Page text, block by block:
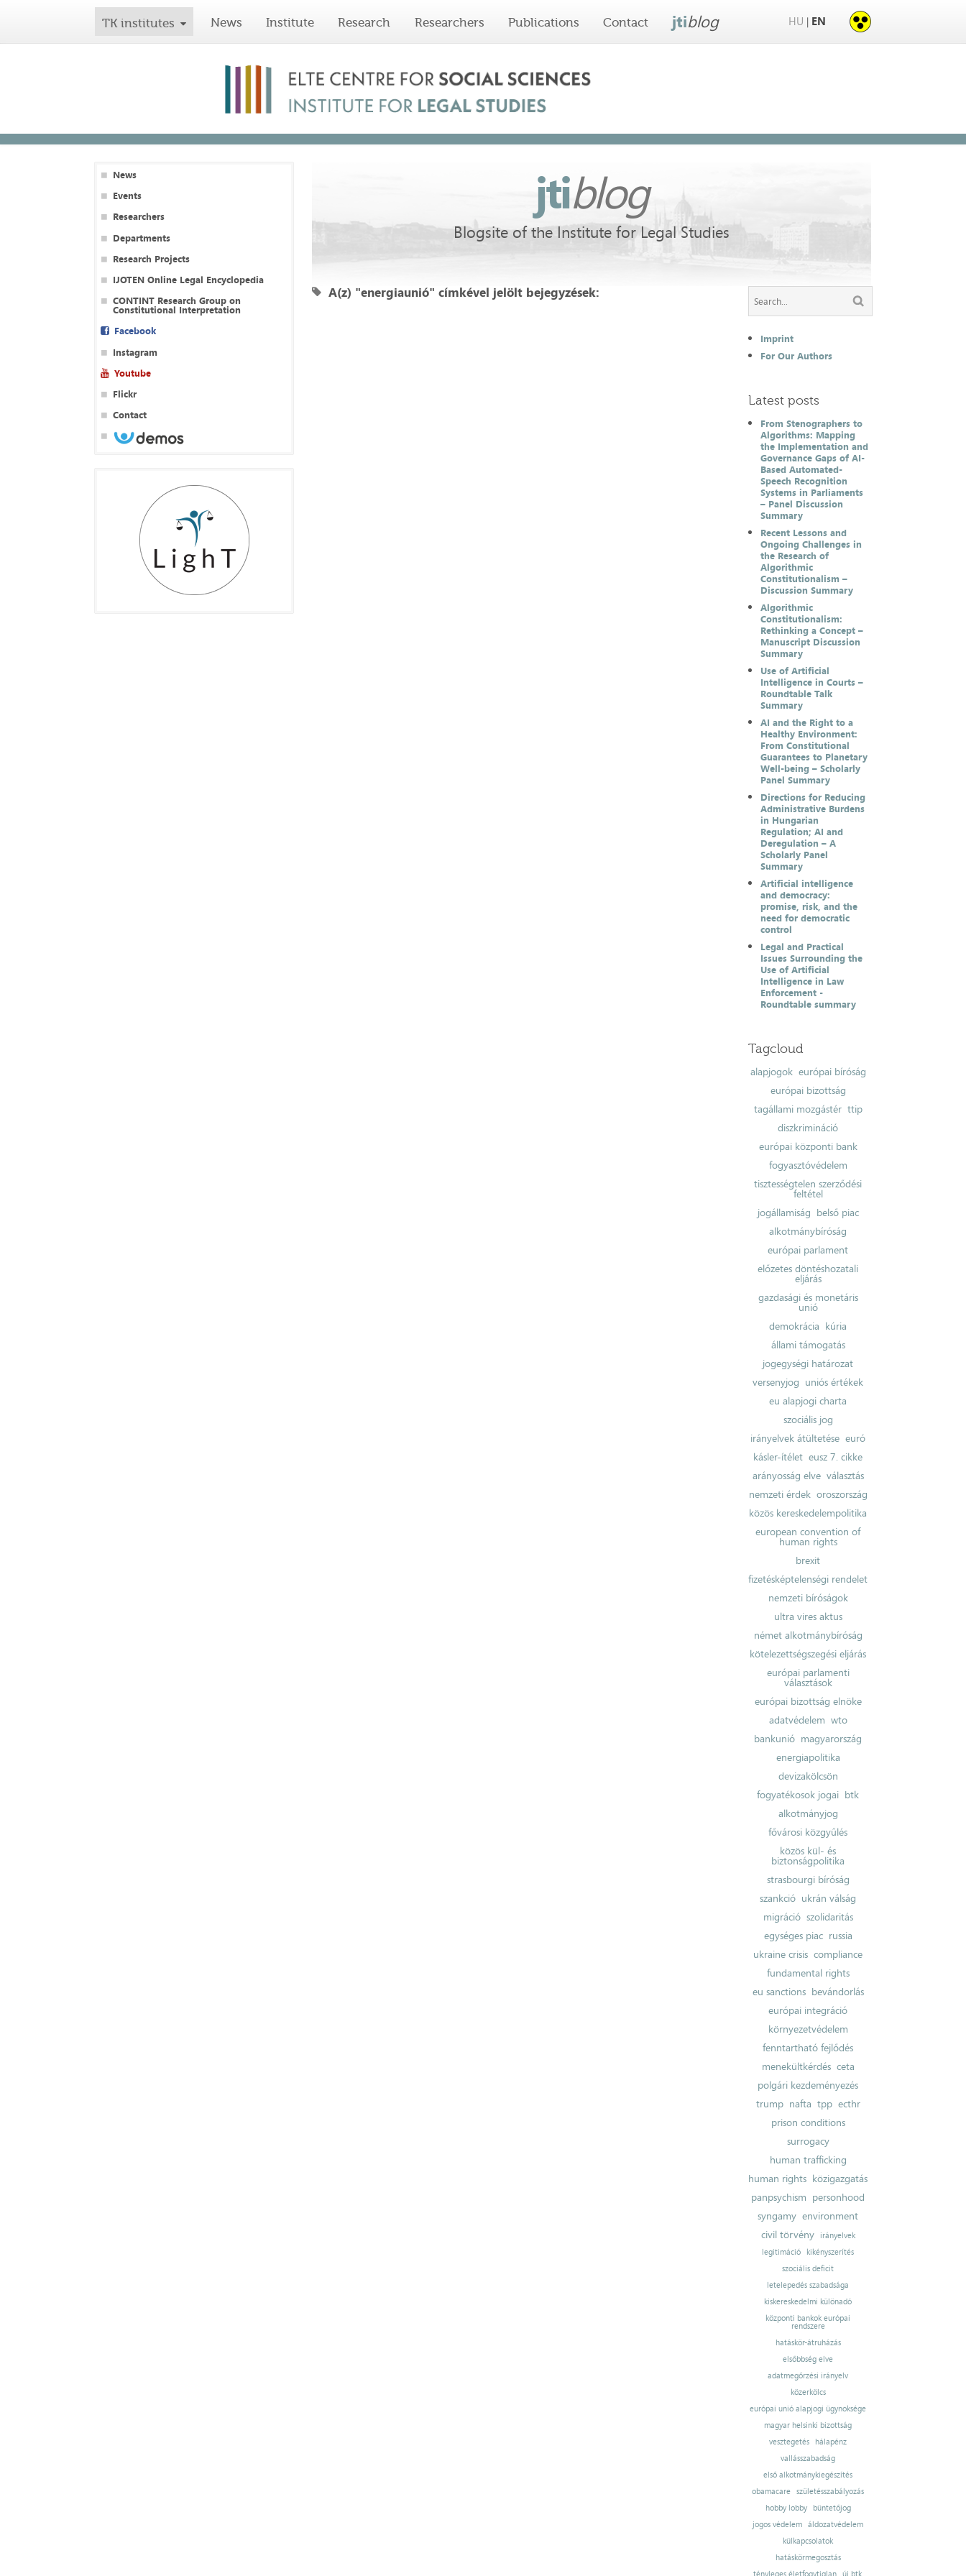
TK institutes News Institute Research Researchers Publications Contact jtiblog HU | EN
News
Events
Researchers
Departments
Research Projects
IJOTEN Online Legal Encyclopedia
CONTINT Research Group on
Constitutional Interpretation
Facebook
Instagram
Youtube
Flickr
Contact
jtiblog
Blogsite of the Institute for Legal Studies
A(z) "energiaunió" címkével jelölt bejegyzések:
Imprint
For Our Authors
Latest posts
From Stenographers to
Algorithms: Mapping
the Implementation and
Governance Gaps of AI-
Based Automated-
Speech Recognition
Systems in Parliaments
– Panel Discussion
Summary
Recent Lessons and
Ongoing Challenges in
the Research of
Algorithmic
Constitutionalism –
Discussion Summary
Algorithmic
Constitutionalism:
Rethinking a Concept –
Manuscript Discussion
Summary
Use of Artificial
Intelligence in Courts –
Roundtable Talk
Summary
AI and the Right to a
Healthy Environment:
From Constitutional
Guarantees to Planetary
Well-being – Scholarly
Panel Summary
Directions for Reducing
Administrative Burdens
in Hungarian
Regulation; AI and
Deregulation – A
Scholarly Panel
Summary
Artificial intelligence
and democracy:
promise, risk, and the
need for democratic
control
Legal and Practical
Issues Surrounding the
Use of Artificial
Intelligence in Law
Enforcement -
Roundtable summary
Tagcloud
alapjogok európai bíróság
európai bizottság
tagállami mozgástér ttip
diszkrimináció
európai központi bank
fogyasztóvédelem
tisztességtelen szerződési
feltétel
jogállamiság belső piac
alkotmánybíróság
európai parlament
előzetes döntéshozatali
eljárás
gazdasági és monetáris
unió
demokrácia kúria
állami támogatás
jogegységi határozat
versenyjog uniós értékek
eu alapjogi charta
szociális jog
irányelvek átültetése euró
kásler-ítélet eusz 7. cikke
arányosság elve választás
nemzeti érdek oroszország
közös kereskedelempolitika
european convention of
human rights
brexit
fizetésképtelenségi rendelet
nemzeti bíróságok
ultra vires aktus
német alkotmánybíróság
kötelezettségszegési eljárás
európai parlamenti
választások
európai bizottság elnöke
adatvédelem wto
bankunió magyarország
energiapolitika
devizakölcsön
fogyatékosok jogai btk
alkotmányjog
fővárosi közgyűlés
közös kül- és
biztonságpolitika
strasbourgi bíróság
szankció ukrán válság
migráció szolidaritás
egységes piac russia
ukraine crisis compliance
fundamental rights
eu sanctions bevándorlás
európai integráció
környezetvédelem
fenntartható fejlődés
menekültkérdés ceta
polgári kezdeményezés
trump nafta tpp ecthr
prison conditions
surrogacy
human trafficking
human rights közigazgatás
panpsychism personhood
syngamy environment
civil törvény
irányelvek
legitimáció
kikényszerítés
szociális deficit
letelepedés szabadsága
kiskereskedelmi különadó
központi bankok európai
rendszere
hatáskör-átruházás
elsőbbség elve
adatmegőrzési irányelv
közerkölcs
európai unió alapjogi ügynoksége
magyar helsinki bizottság
vesztegetés
hálapénz
vallásszabadság
első alkotmánykiegészítés
obamacare
születésszabályozás
hobby lobby
büntetőjog
jogos védelem
áldozatvédelem
külkapcsolatok
hatáskörmegosztás
tényleges életfogytiglan új btk.